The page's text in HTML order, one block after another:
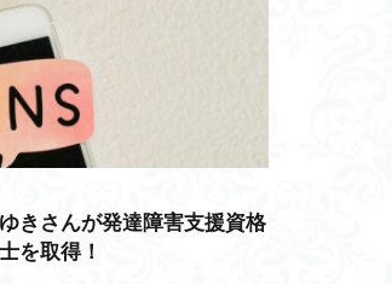
きさんが発達障害支援資格
を取得！